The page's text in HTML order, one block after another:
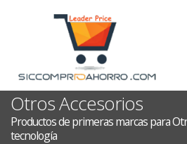
Otros Accesorios
Productos de primeras marcas para
tecnología